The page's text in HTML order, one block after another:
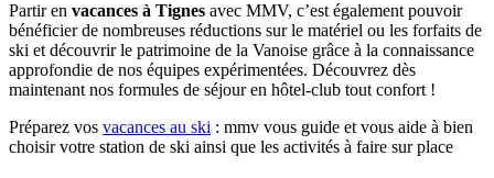
Partir en vacances à Tignes avec MMV, c’est également pouvoir
bénéficier de nombreuses réductions sur le matériel ou les forfaits de
ski et découvrir le patrimoine de la Vanoise grâce à la connaissance
approfondie de nos équipes expérimentées. Découvrez dès
maintenant nos formules de séjour en hôtel-club tout confort !
Préparez vos vacances au ski : mmv vous guide et vous aide à bien
choisir votre station de ski ainsi que les activités à faire sur place